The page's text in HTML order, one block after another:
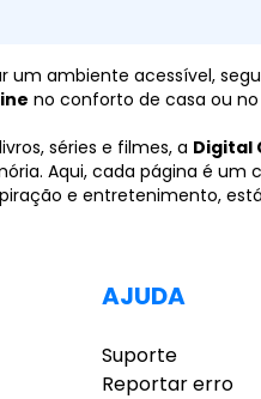
um ambiente acessível,
no conforto de casa ou
séries e filmes, a Digital
Aqui, cada página é um
e entretenimento,
AJUDA
Suporte
Reportar erro